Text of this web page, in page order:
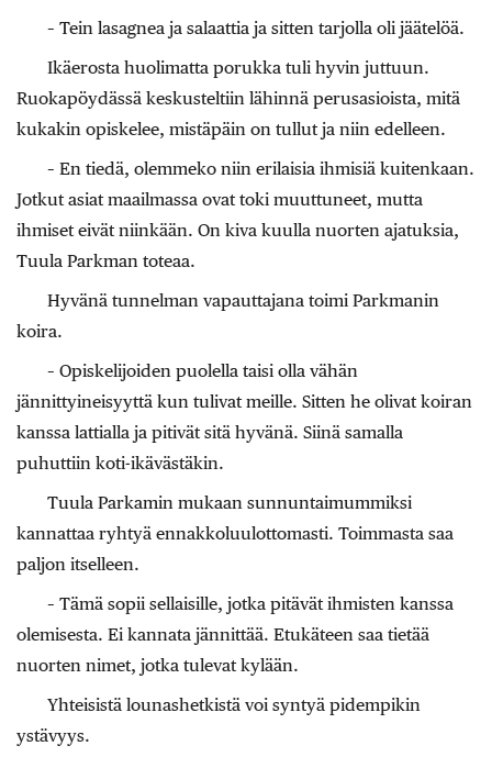
– Tein lasagnea ja salaattia ja sitten tarjolla oli jäätelöä.
Ikäerosta huolimatta porukka tuli hyvin juttuun.
Ruokapöydässä keskusteltiin lähinnä perusasioista, mitä
kukakin opiskelee, mistäpäin on tullut ja niin edelleen.
– En tiedä, olemmeko niin erilaisia ihmisiä kuitenkaan.
Jotkut asiat maailmassa ovat toki muuttuneet, mutta
ihmiset eivät niinkään. On kiva kuulla nuorten ajatuksia,
Tuula Parkman toteaa.
Hyvänä tunnelman vapauttajana toimi Parkmanin
koira.
– Opiskelijoiden puolella taisi olla vähän
jännittyineisyyttä kun tulivat meille. Sitten he olivat koiran
kanssa lattialla ja pitivät sitä hyvänä. Siinä samalla
puhuttiin koti-ikävästäkin.
Tuula Parkamin mukaan sunnuntaimummiksi
kannattaa ryhtyä ennakkoluulottomasti. Toimmasta saa
paljon itselleen.
– Tämä sopii sellaisille, jotka pitävät ihmisten kanssa
olemisesta. Ei kannata jännittää. Etukäteen saa tietää
nuorten nimet, jotka tulevat kylään.
Yhteisistä lounashetkistä voi syntyä pidempikin
ystävyys.